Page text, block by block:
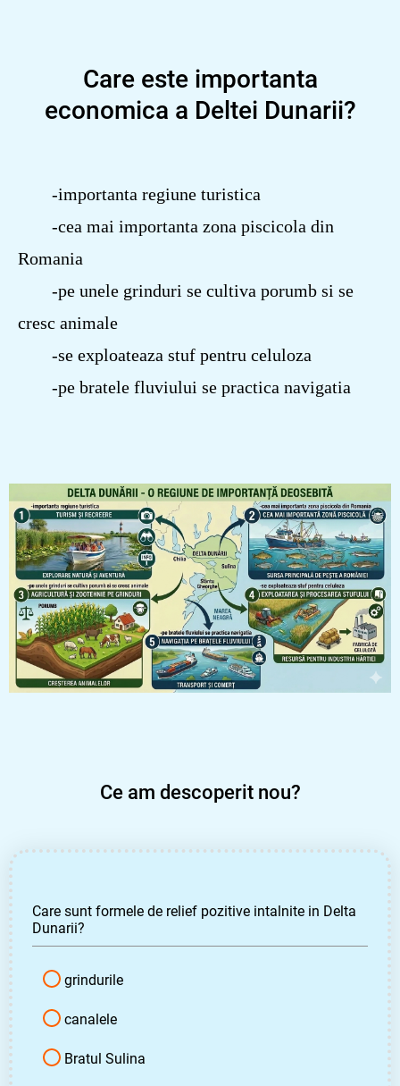
Care este importanta
economica a Deltei Dunarii?
-importanta regiune turistica
-cea mai importanta zona piscicola din
Romania
-pe unele grinduri se cultiva porumb si se
cresc animale
-se exploateaza stuf pentru celuloza
-pe bratele fluviului se practica navigatia
Ce am descoperit nou?
Care sunt formele de relief pozitive intalnite in Delta
Dunarii?
grindurile
canalele
Bratul Sulina